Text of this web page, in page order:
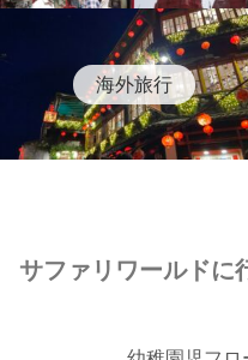
海外旅行
サファリワールドに